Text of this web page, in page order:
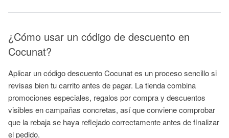
¿Cómo usar un código de descuento en
Cocunat?
Aplicar un código descuento Cocunat es un proceso sencillo si
revisas bien tu carrito antes de pagar. La tienda combina
promociones especiales, regalos por compra y descuentos
visibles en campañas concretas, así que conviene comprobar
que la rebaja se haya reflejado correctamente antes de finalizar
el pedido.